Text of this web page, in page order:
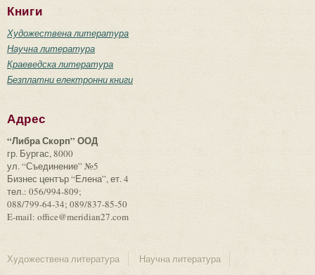
Книги
Художествена литература
Научна литература
Краеведска литература
Безплатни електронни книги
Адрес
“Либра Скорп” ООД
гр. Бургас, 8000
ул. “Съединение” №5
Бизнес център “Елена”, ет. 4
тел.: 056/994-809;
088/799-64-34; 089/837-85-50
E-mail: office@meridian27.com
Художествена литература
Научна литература